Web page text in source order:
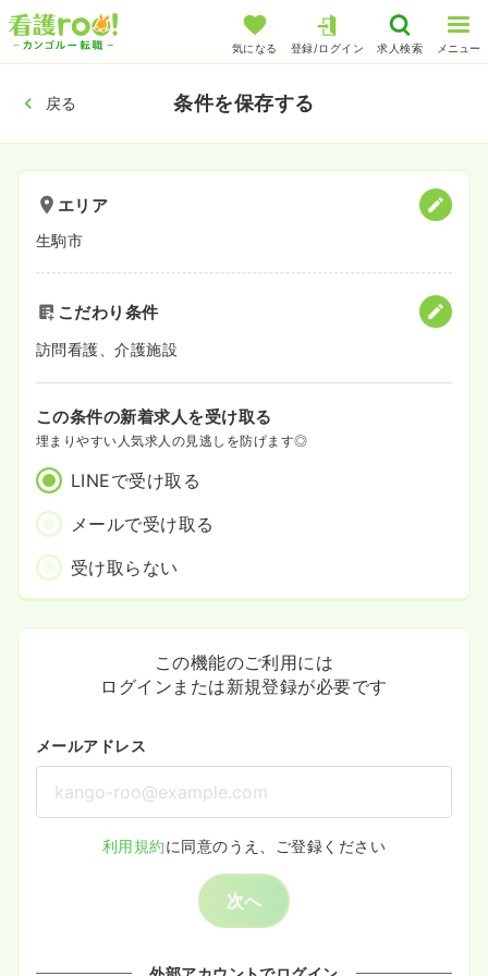
気になる 登録/ログイン 求人検索 メニュー
戻る 条件を保存する
エリア
生駒市
こだわり条件
訪問看護、介護施設
この条件の新着求人を受け取る
埋まりやすい人気求人の見逃しを防げます◎
LINEで受け取る
メールで受け取る
受け取らない
この機能のご利用には
ログインまたは新規登録が必要です
メールアドレス
利用規約に同意のうえ、ご登録ください
次へ